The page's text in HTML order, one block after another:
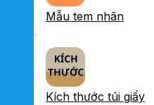
Mẫu tem nhãn
Kích thước túi giấy